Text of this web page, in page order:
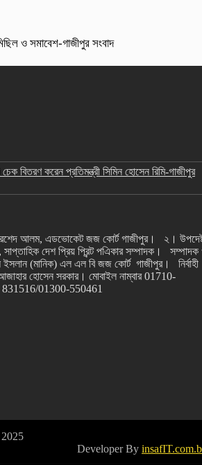
ও সমাবেশ-গাজীপুর সংবাদ
বিতরণ করেন প্রতিমন্ত্রী সিমিন হোসেন রিমি-গাজীপুর
আলম, এডভোকেট জজ কোর্ট গাজীপুর। ২।
দেশ প্রিয় প্রিন্ট পএিকার সম্পাদক।
(মানিক) এল এল বি জজ কোর্ট গাজীপুর। নির্বাহী
হোসেন সরকার। মোবাইল নাম্বার 01710-
831516/01300-550461
Developer By